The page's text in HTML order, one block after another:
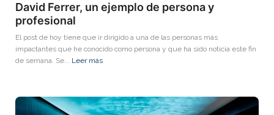
David Ferrer, un ejemplo de persona y
profesional
El post de hoy tiene que ir dirigido a una de las personas más
impactantes que he conocido como persona y que ha sido noticia este fin
de semana. Se... Leer más